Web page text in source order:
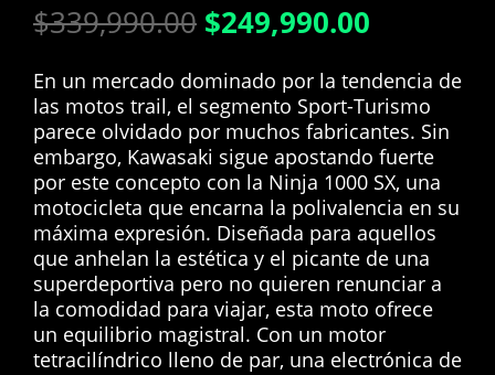
$339,990.00 El
precio
original
era:
$339,990.00.
$249,990.00
actual
es:
En un mercado dominado por la tendencia de
las motos trail, el segmento Sport-Turismo
parece olvidado por muchos fabricantes. Sin
embargo, Kawasaki sigue apostando fuerte
por este concepto con la Ninja 1000 SX, una
motocicleta que encarna la polivalencia en su
máxima expresión. Diseñada para aquellos
que anhelan la estética y el picante de una
superdeportiva pero no quieren renunciar a
la comodidad para viajar, esta moto ofrece
un equilibrio magistral. Con un motor
tetracilíndrico lleno de par, una electrónica de